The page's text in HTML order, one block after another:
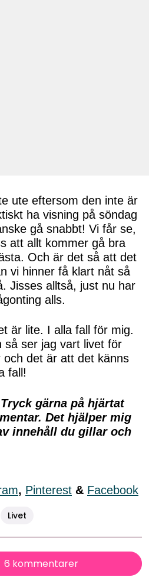
ute eftersom den inte är
ha visning på söndag
gå snabbt! Vi får se,
att allt kommer gå bra
Och är det så att det
vi hinner få klart nåt så
Jisses alltså, just nu har
alls.
är lite. I alla fall för mig.
så ser jag vart livet för
det är att det känns
fall!
gärna på hjärtat
Det hjälper mig
innehåll du gillar och
, Pinterest & Facebook
Livet
6 kommentarer